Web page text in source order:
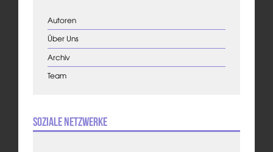
Autoren
Über Uns
Archiv
Team
Soziale Netzwerke